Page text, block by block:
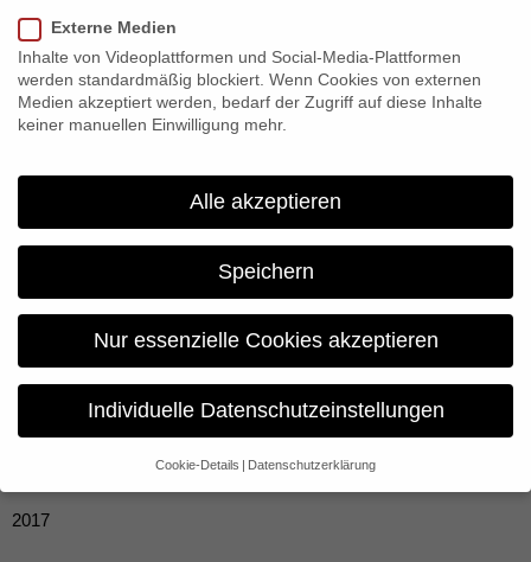
Modern Dinosaurs
MODERN DINOSAURS CONSIDERS EVOLUTION OVER
MILLENNIA: HOW NEW ZEALAND WAS CREATED AND
FOR TODAY’S ANIMALS?
2017
Externe Medien
Inhalte von Videoplattformen und Social-Media-Plattformen
werden standardmäßig blockiert. Wenn Cookies von externen
Medien akzeptiert werden, bedarf der Zugriff auf diese Inhalte
keiner manuellen Einwilligung mehr.
Alle akzeptieren
Speichern
Nur essenzielle Cookies akzeptieren
Individuelle Datenschutzeinstellungen
Cookie-Details Datenschutzerklärung
Datenschutzeinstellungen
Wenn Sie unter 16 Jahre alt sind und Ihre Zustimmung zu